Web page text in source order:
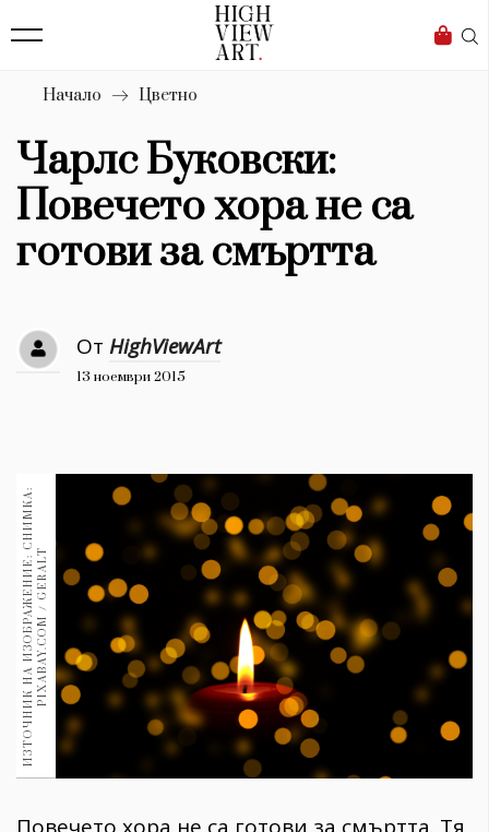
Бизнес
Мода
Dialogue
Изкуство
4339
Дизайн
Книги
30+ 1970
Гурме 1709
Пътувай
237
Здраве 389
Gentlemen
382
Начало Цветно
Чарлс Буковски:
Повечето хора не са
готови за смъртта
От HighViewArt
13 ноември 2015
И
З
Т
О
Ч
Н
И
К
Н
А
И
З
О
Б
Р
А
Ж
Е
Н
И
Е
:
С
Н
И
М
К
А
:
P
I
X
A
B
A
Y
.
C
O
M
/
G
E
R
A
LT
Повечето хора не са готови за смъртта. Тя